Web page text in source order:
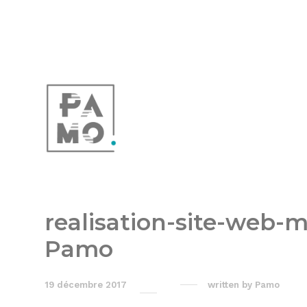
realisation-site-web-
Pamo
19 décembre 2017 written by Pamo